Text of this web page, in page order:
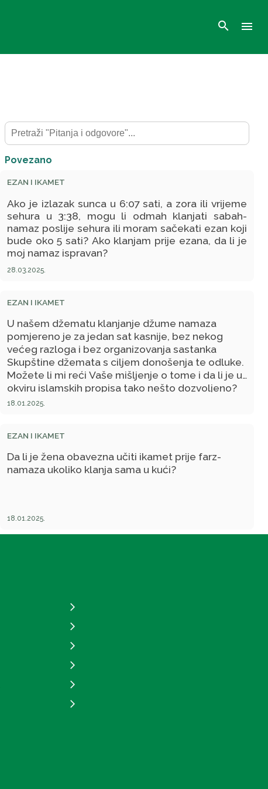
search menu
Povezano
EZAN I IKAMET
Ako je izlazak sunca u 6:07 sati, a zora ili vrijeme
sehura u 3:38, mogu li odmah klanjati sabah-
namaz poslije sehura ili moram sačekati ezan koji
bude oko 5 sati? Ako klanjam prije ezana, da li je
moj namaz ispravan?
28.03.2025.
EZAN I IKAMET
U našem džematu klanjanje džume namaza
pomjereno je za jedan sat kasnije, bez nekog
većeg razloga i bez organizovanja sastanka
Skupštine džemata s ciljem donošenja te odluke.
Možete li mi reći Vaše mišljenje o tome i da li je u
okviru islamskih propisa tako nešto dozvoljeno?
18.01.2025.
EZAN I IKAMET
Da li je žena obavezna učiti ikamet prije farz-
namaza ukoliko klanja sama u kući?
18.01.2025.